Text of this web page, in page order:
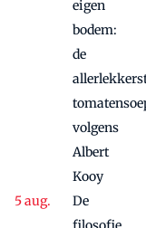
eigen
bodem:
de
volgens
Albert
Kooy
De